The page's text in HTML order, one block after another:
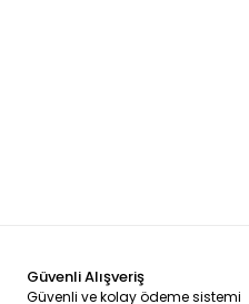
Güvenli Alışveriş
Güvenli ve kolay ödeme sistemi